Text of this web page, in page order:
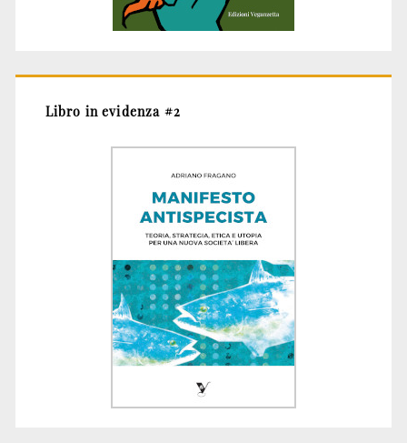
Libro in evidenza #2